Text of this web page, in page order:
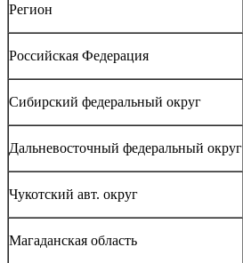
Регион
Российская Федерация
Сибирский федеральный округ
Дальневосточный федеральный округ
Чукотский авт. округ
Магаданская область